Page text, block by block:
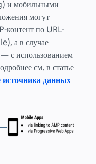
и мобильными
могут
контент по URL-
а в случае
с использованием
см. в статье
источника данных